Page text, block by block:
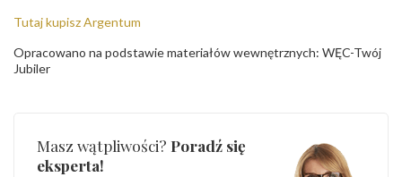
Tutaj kupisz Argentum
Opracowano na podstawie materiałów wewnętrznych: WĘC-Twój
Jubiler
Masz wątpliwości? Poradź się
eksperta!